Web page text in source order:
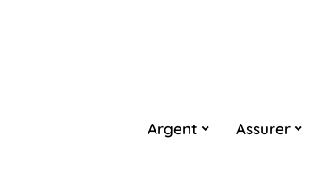
Argent Assurer